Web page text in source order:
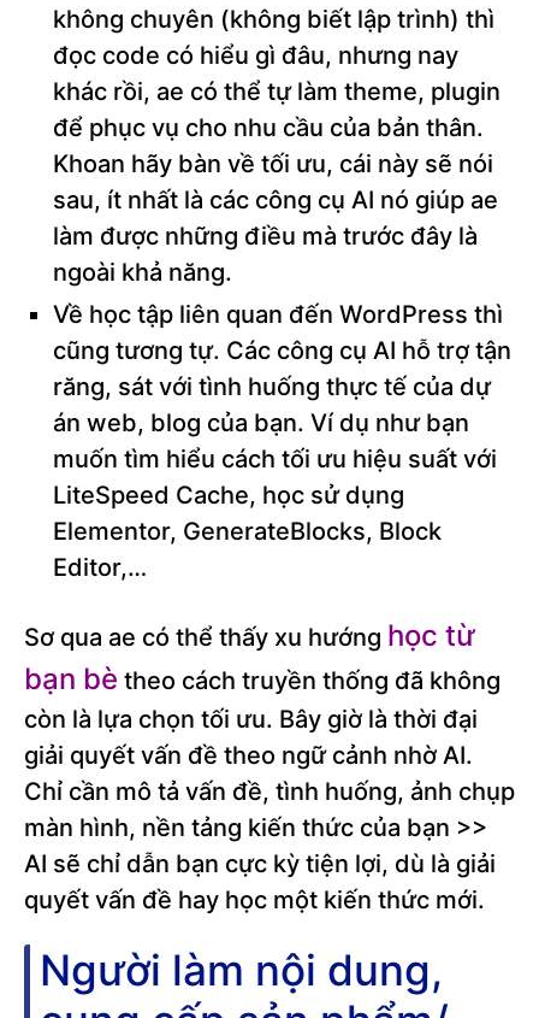
không chuyên (không biết lập trình) thì
đọc code có hiểu gì đâu, nhưng nay
khác rồi, ae có thể tự làm theme, plugin
để phục vụ cho nhu cầu của bản thân.
Khoan hãy bàn về tối ưu, cái này sẽ nói
sau, ít nhất là các công cụ AI nó giúp ae
làm được những điều mà trước đây là
ngoài khả năng.
Về học tập liên quan đến WordPress thì
cũng tương tự. Các công cụ AI hỗ trợ tận
răng, sát với tình huống thực tế của dự
án web, blog của bạn. Ví dụ như bạn
muốn tìm hiểu cách tối ưu hiệu suất với
LiteSpeed Cache, học sử dụng
Elementor, GenerateBlocks, Block
Editor,…
Sơ qua ae có thể thấy xu hướng học từ
bạn bè theo cách truyền thống đã không
còn là lựa chọn tối ưu. Bây giờ là thời đại
giải quyết vấn đề theo ngữ cảnh nhờ AI.
Chỉ cần mô tả vấn đề, tình huống, ảnh chụp
màn hình, nền tảng kiến thức của bạn >>
AI sẽ chỉ dẫn bạn cực kỳ tiện lợi, dù là giải
quyết vấn đề hay học một kiến thức mới.
Người làm nội dung,